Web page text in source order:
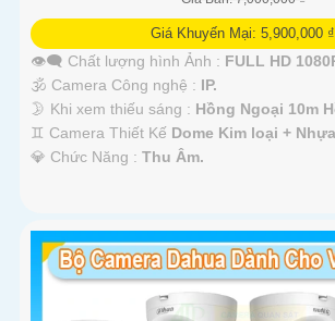
Giá Khuyến Mại: 5,900,000 ₫
👁️‍🗨 Chất lượng hình Ảnh : FULL HD
🕉️ Camera Công nghệ : IP.
🌛 Khi xem thiếu sáng : Hồng Ngoại 10m
♊ Camera Thiết Kế Dome Kim loại +
️💎 Chức Năng : Thu Âm.